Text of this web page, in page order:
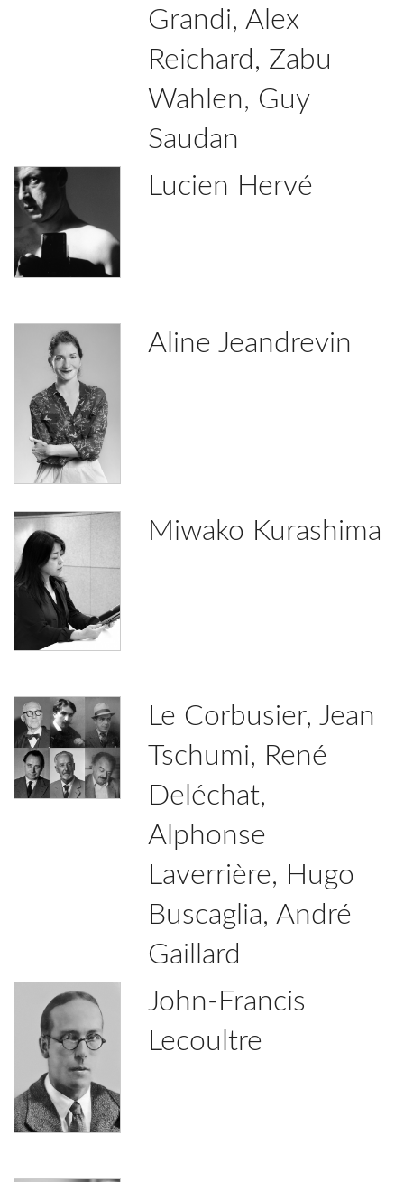
Grandi, Alex
Reichard, Zabu
Wahlen, Guy
Saudan
Lucien Hervé
Aline Jeandrevin
Miwako Kurashima
Le Corbusier, Jean
Tschumi, René
Deléchat,
Alphonse
Laverrière, Hugo
Buscaglia, André
Gaillard
John-Francis
Lecoultre